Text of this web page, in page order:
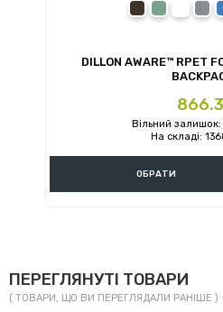
DILLON AWARE™ RPET
Ціна
866.3
Вільний
На складі:
ОБРАТИ
ПЕРЕГЛЯНУТІ ТОВАРИ
( ТОВАРИ, ЩО ВИ ПЕРЕГЛЯДАЛИ РАНІШЕ )